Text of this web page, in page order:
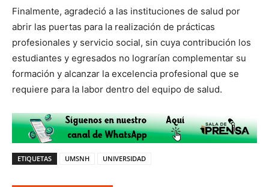
Finalmente, agradeció a las instituciones de salud por
abrir las puertas para la realización de prácticas
profesionales y servicio social, sin cuya contribución los
estudiantes y egresados no lograrían complementar su
formación y alcanzar la excelencia profesional que se
requiere para la labor dentro del equipo de salud.
ETIQUETAS UMSNH UNIVERSIDAD